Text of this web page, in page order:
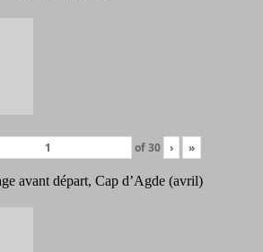
of30 › »
avant départ, Cap d’Agde (avril)